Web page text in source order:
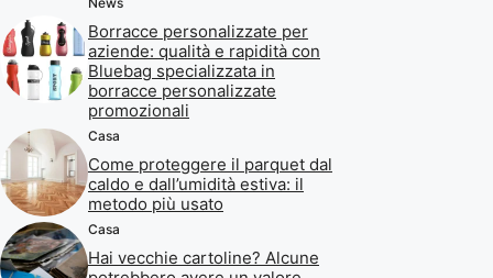
Borracce personalizzate per
aziende: qualità e rapidità con
Bluebag specializzata in
borracce personalizzate
promozionali
Casa
Come proteggere il parquet dal
caldo e dall’umidità estiva: il
metodo più usato
Casa
Hai vecchie cartoline? Alcune